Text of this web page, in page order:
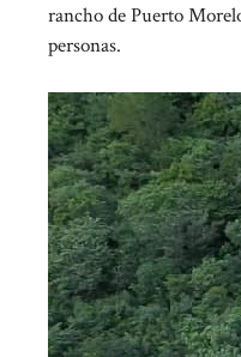
rancho de Puerto
personas.